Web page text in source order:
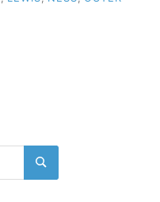
Zoeken